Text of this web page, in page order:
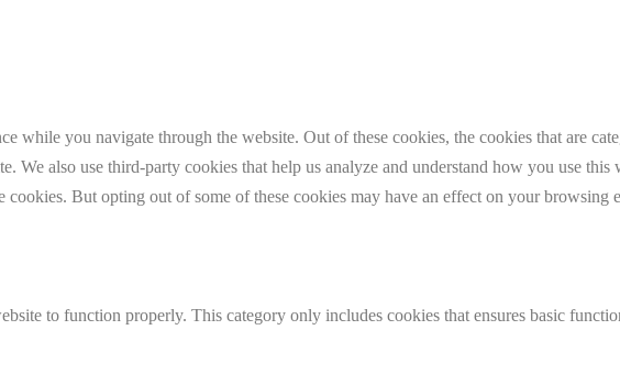
while you navigate through the website. Out of these cookies, the cookies that are
We also use third-party cookies that help us analyze and understand how you use
cookies. But opting out of some of these cookies may have an effect on your browsing
to function properly. This category only includes cookies that ensures basic